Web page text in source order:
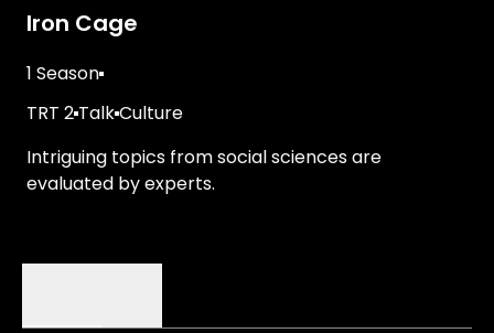
Iron Cage
1 Season
TRT 2 TalkCulture
Intriguing topics from social sciences are
evaluated by experts.